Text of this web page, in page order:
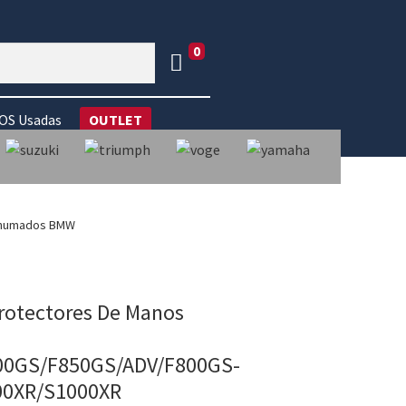
0
Usadas OUTLET
BMW
De Manos
F850GS/ADV/F800GS-
S1000XR